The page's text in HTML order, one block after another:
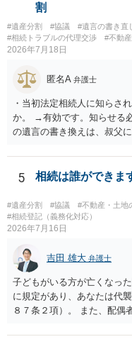
割
#遺産分割 #協議 #遺言の書き直
#相続トラブルの代理交渉
#不動
2026年7月18日
匿名A 弁護士
・当初法定相続人に知らさ
か。 →有効です。知らせる
の遺言の書き換えは、叔父
ますか。 →本人が自由に決
です。客観的な基準もあり
することはできますか。 →
ないということでしょうか
と拒否することはできます
5 相続は誰ができま
#遺産分割 #協議 #不動産・土地
#相続登記（義務化対応）
2026年7月16日
吉田 雄大 弁護士
子どもがいる方が亡くなっ
に規定があり、あなたは代
８７条２項）。 また、配偶
も相続権があります。つま